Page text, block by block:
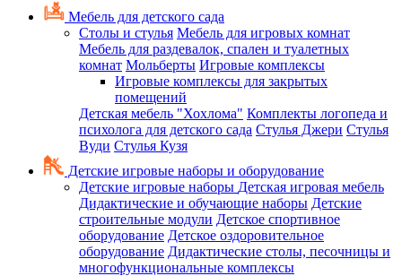
Мебель для детского сада
Столы и стулья Мебель для игровых комнат
Мебель для раздевалок, спален и туалетных
комнат Мольберты Игровые комплексы
Игровые комплексы для закрытых
помещений
Детская мебель "Хохлома" Комплекты логопеда и
психолога для детского сада Стулья Джери Стулья
Вуди Стулья Кузя
Детские игровые наборы и оборудование
Детские игровые наборы Детская игровая мебель
Дидактические и обучающие наборы Детские
строительные модули Детское спортивное
оборудование Детское оздоровительное
оборудование Дидактические столы, песочницы и
многофункциональные комплексы